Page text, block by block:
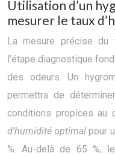
Utilisation d’un
mesurer le taux
La mesure précise du
l’étape diagnostique
des odeurs. Un
permettra de
conditions propices au
d’humidité optimalpour
%. Au-delà de 65 %,